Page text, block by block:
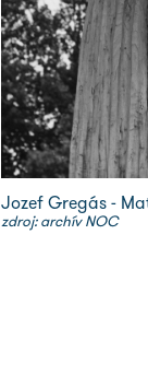
Jozef Gregás -
zdroj: archív NOC